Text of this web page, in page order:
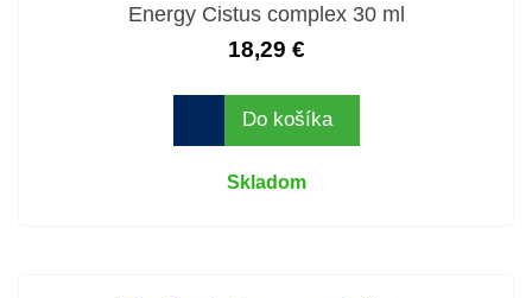
Energy Cistus complex 30 ml
18,29 €
Do košíka
Skladom